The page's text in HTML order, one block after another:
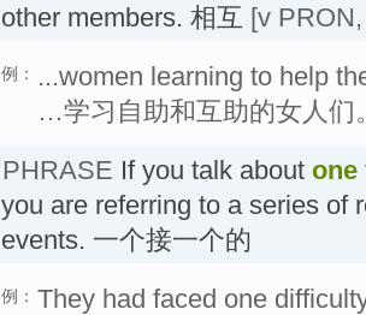
other members. 相互 [v
例：
...women learning to help
…学习自助和互助的女人们
PHRASE If you talk about one
you are referring to a series of
events. 一个接一个的
例： They had faced one